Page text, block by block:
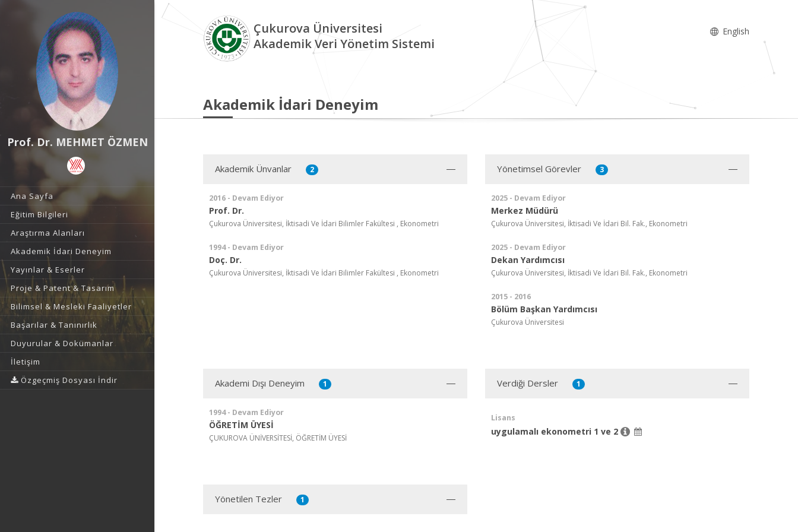
Prof. Dr. MEHMET ÖZMEN
Ana Sayfa
Eğitim Bilgileri
Araştırma Alanları
Akademik İdari Deneyim
Yayınlar & Eserler
Proje & Patent & Tasarım
Bilimsel & Mesleki Faaliyetler
Başarılar & Tanınırlık
Duyurular & Dokümanlar
İletişim
Özgeçmiş Dosyası İndir
Çukurova Üniversitesi
Akademik Veri Yönetim Sistemi
English
Akademik İdari Deneyim
Akademik Ünvanlar 2
2016 - Devam Ediyor
Prof. Dr.
Çukurova Üniversitesi, İktisadi Ve İdari Bilimler Fakültesi , Ekonometri
1994 - Devam Ediyor
Doç. Dr.
Çukurova Üniversitesi, İktisadi Ve İdari Bilimler Fakültesi , Ekonometri
Yönetimsel Görevler 3
2025 - Devam Ediyor
Merkez Müdürü
Çukurova Üniversitesi, İktisadi Ve İdari Bil. Fak., Ekonometri
2025 - Devam Ediyor
Dekan Yardımcısı
Çukurova Üniversitesi, İktisadi Ve İdari Bil. Fak., Ekonometri
2015 - 2016
Bölüm Başkan Yardımcısı
Çukurova Üniversitesi
Akademi Dışı Deneyim 1
1994 - Devam Ediyor
ÖĞRETİM ÜYESİ
ÇUKUROVA ÜNİVERSİTESİ, ÖĞRETİM ÜYESİ
Verdiği Dersler 1
Lisans
uygulamalı ekonometri 1 ve 2
Yönetilen Tezler 1